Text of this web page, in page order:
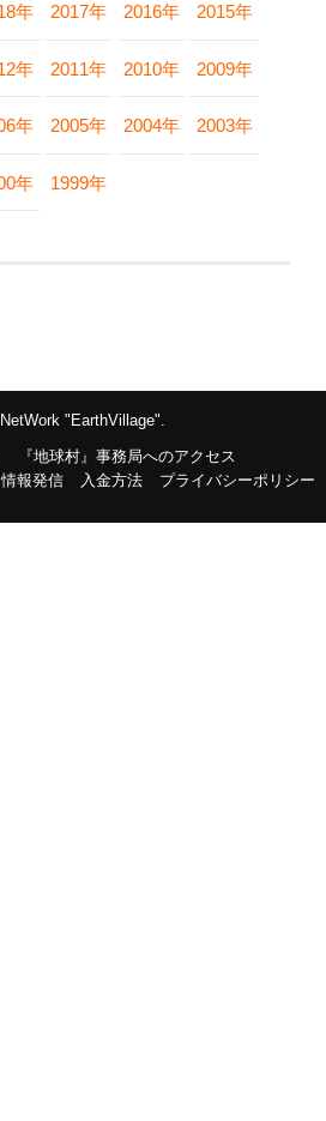
年 2017年 2016年 2015年
年 2011年 2010年 2009年
年 2005年 2004年 2003年
年 1999年
"EarthVillage".
『地球村』事務局へのアクセス
情報発信 入金方法 プライバシーポリシー